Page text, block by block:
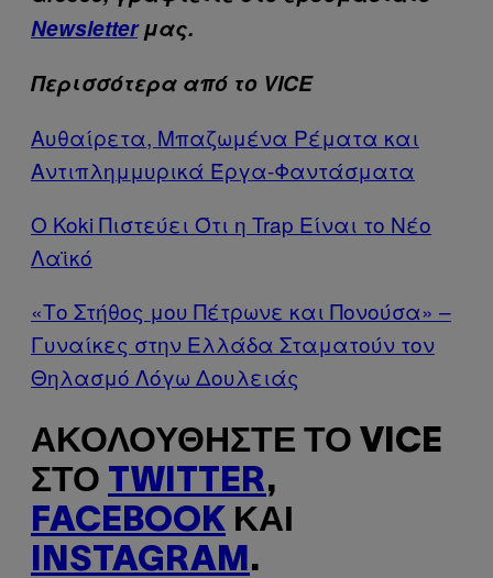
Newsletterμας.
Περισσότερα από το VICE
Αυθαίρετα, Μπαζωμένα Ρέματα και
Αντιπλημμυρικά Έργα-Φαντάσματα
Ο Koki Πιστεύει Ότι η Trap Είναι το Νέο
Λαϊκό
«Το Στήθος μου Πέτρωνε και Πονούσα» –
Γυναίκες στην Ελλάδα Σταματούν τον
Θηλασμό Λόγω Δουλειάς
ΑΚΟΛΟΥΘΉΣΤΕ ΤΟ VICE
ΣΤΟ TWITTER,
FACEBOOK ΚΑΙ
INSTAGRAM .